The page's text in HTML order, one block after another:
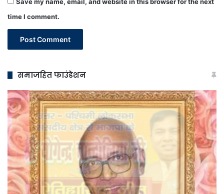
time I comment.
समाजहित फाउंडेशन